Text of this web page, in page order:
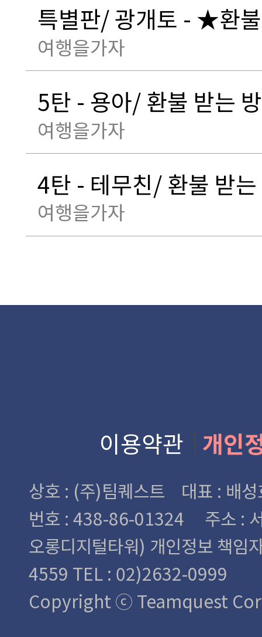
특별판/ 광개토 - ★환
여행을가자
5탄 - 용아/ 환불 받는
여행을가자
4탄 - 테무친/ 환불 받
여행을가자
이용약관 개인
상호 : (주)팀퀘스트 대표 : 배
번호 : 438-86-01324
주소 :
오롱디지털타워) 개인정보 책
4559 TEL : 02)2632-0999
Copyright ⓒ Teamquest